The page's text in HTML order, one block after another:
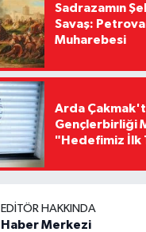
Sadrazamın
Savaş:
Muharebesi
Arda
Gençlerbirliği
"Hedefimiz İlk
Kaldıracağız"
EDITÖR HAKKINDA
Haber Merkezi